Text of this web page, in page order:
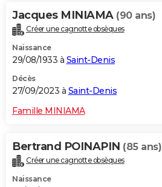
Jacques MINIAMA (90 ans)
Créer une cagnotte obsèques
Naissance
29/08/1933 à Saint-Denis
Décès
27/09/2023 à Saint-Denis
Famille MINIAMA
Bertrand POINAPIN (85 ans)
Créer une cagnotte obsèques
Naissance